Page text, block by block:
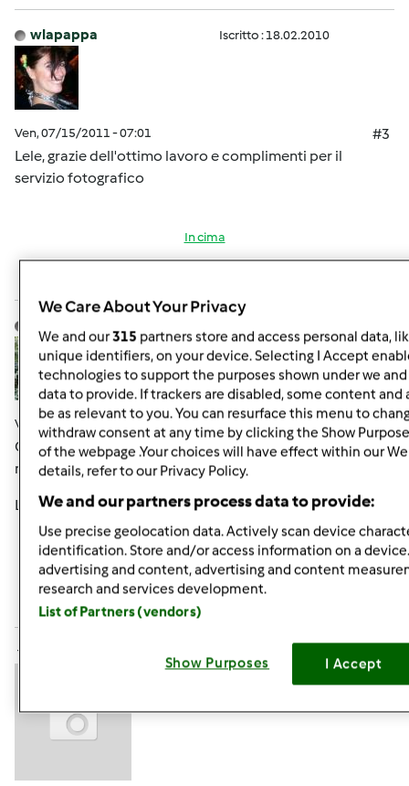
wlapappa Iscritto : 18.02.2010
Ven, 07/15/2011 - 07:01
#3
Lele, grazie dell'ottimo lavoro e complimenti per il
servizio fotografico
In cima
Ven, 07/15/2011 - 07:15
Grazie Cinzia!!!!!!!!!!! Il tuo giudizio è molto importante per
me.
Lele
In cima
Accedio registrati
tartina67 (non verificato)
We Care About Your Privacy
We and our315 partners store and access personal data,
unique identifiers, on your device. Selecting I Accept
technologies to support the purposes shown under we
data to provide. If trackers are disabled, some content and
be as relevant to you. You can resurface this menu to
withdraw consent at any time by clicking the Show
of the webpage .Your choices will have effect within our
details, refer to our Privacy Policy.
We and our partners process data to provide:
Use precise geolocation data. Actively scan device
identification. Store and/or access information on a
advertising and content, advertising and content
research and services development.
List of Partners (vendors)
Show Purposes I Accept